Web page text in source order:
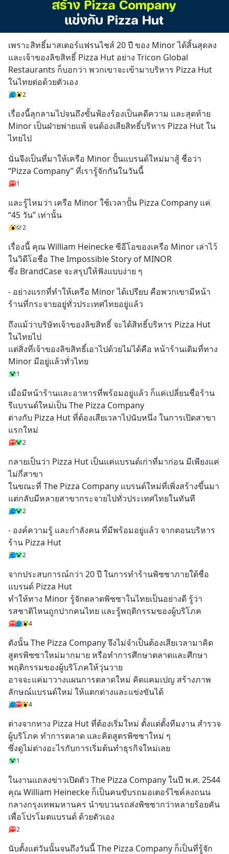
เพราะสิทธิ์มาสเตอร์แฟรนไชส์ 20 ปี ของ Minor ได้สิ้นสุดลง
และเจ้าของลิขสิทธิ์ Pizza Hut อย่าง Tricon Global
Restaurants ก็บอกว่า พวกเขาจะเข้ามาบริหาร Pizza Hut
ในไทยต่อด้วยตัวเอง
2
เรื่องนี้ลุกลามไปจนถึงขั้นฟ้องร้องเป็นคดีความ และสุดท้าย
Minor เป็นฝ่ายพ่ายแพ้ จนต้องเสียสิทธิ์บริหาร Pizza Hut ใน
ไทยไป
นั่นจึงเป็นที่มาให้เครือ Minor ปั้นแบรนด์ใหม่มาสู้ ชื่อว่า
“Pizza Company” ที่เรารู้จักกันในวันนี้
1
และรู้ไหมว่า เครือ Minor ใช้เวลาปั้น Pizza Company แค่
“45 วัน” เท่านั้น
2
เรื่องนี้ คุณ William Heinecke ซีอีโอของเครือ Minor เล่าไว้
ในวิดีโอชื่อ The Impossible Story of MINOR
ซึ่ง BrandCase จะสรุปให้ฟังแบบง่าย ๆ
- อย่างแรกที่ทำให้เครือ Minor ได้เปรียบ คือพวกเขามีหน้า
ร้านที่กระจายอยู่ทั่วประเทศไทยอยู่แล้ว
ถึงแม้ว่าบริษัทเจ้าของลิขสิทธิ์ จะได้สิทธิ์บริหาร Pizza Hut
ในไทยไป
แต่สิ่งที่เจ้าของลิขสิทธิ์เอาไปด้วยไม่ได้คือ หน้าร้านเดิมที่ทาง
Minor มีอยู่แล้วทั่วไทย
1
เมื่อมีหน้าร้านและอาหารที่พร้อมอยู่แล้ว ก็แค่เปลี่ยนชื่อร้าน
รีแบรนด์ใหม่เป็น The Pizza Company
ต่างกับ Pizza Hut ที่ต้องเสียเวลาไปนับหนึ่ง ในการเปิดสาขา
แรกใหม่
2
กลายเป็นว่า Pizza Hut เป็นแค่แบรนด์เก่าที่มาก่อน มีเพียงแค่
ไม่กี่สาขา
ในขณะที่ The Pizza Company แบรนด์ใหม่ที่เพิ่งสร้างขึ้นมา
แต่กลับมีหลายสาขากระจายไปทั่วประเทศไทยในทันที
2
- องค์ความรู้ และกำลังคน ที่มีพร้อมอยู่แล้ว จากตอนบริหาร
ร้าน Pizza Hut
2
จากประสบการณ์กว่า 20 ปี ในการทำร้านพิซซาภายใต้ชื่อ
แบรนด์ Pizza Hut
ทำให้ทาง Minor รู้จักตลาดพิซซาในไทยเป็นอย่างดี รู้ว่า
รสชาติไหนถูกปากคนไทย และรู้พฤติกรรมของผู้บริโภค
4
ดังนั้น The Pizza Company จึงไม่จำเป็นต้องเสียเวลามาคิด
สูตรพิซซาใหม่มากมาย หรือทำการศึกษาตลาดและศึกษา
พฤติกรรมของผู้บริโภคให้วุ่นวาย
อาจจะแค่มาวางแผนการตลาดใหม่ คิดแคมเปญ สร้างภาพ
ลักษณ์แบรนด์ใหม่ ให้แตกต่างและแข่งขันได้
4
ต่างจากทาง Pizza Hut ที่ต้องเริ่มใหม่ ตั้งแต่ตั้งทีมงาน สำรวจ
ผู้บริโภค ทำการตลาด และคิดสูตรพิซซาใหม่ ๆ
ซึ่งดูไม่ต่างอะไรกับการเริ่มต้นทำธุรกิจใหม่เลย
1
คุณ William Heinecke ก็เป็นคนขับรถมอเตอร์ไซค์ลงถนน
กลางกรุงเทพมหานคร นำขบวนรถส่งพิซซากว่าหลายร้อยคัน
เพื่อโปรโมตแบรนด์ ด้วยตัวเอง
2
นับตั้งแต่วันนั้นจนถึงวันนี้ The Pizza Company ก็เป็นที่รู้จัก